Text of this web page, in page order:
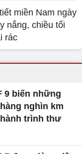
miền Nam ngày
nắng, chiều tối
rác
9 biến những
nghìn km
trình thư